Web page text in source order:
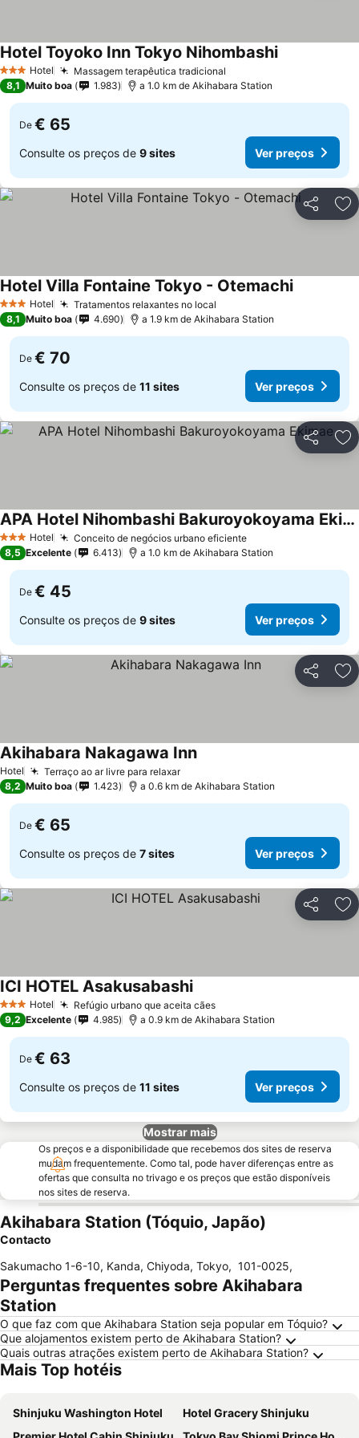
3 EstrelasHotel Massagem terapêutica tradicional
Hotel Toyoko Inn Tokyo Nihombashi
8,1 Muito boa 1.983 a 1.0 km de Akihabara Station
De € 65
Consulte os preços de 9 sites Ver preços
Partilhar
3 EstrelasHotel Tratamentos relaxantes no local
Hotel Villa Fontaine Tokyo - Otemachi
8,1 Muito boa 4.690 a 1.9 km de Akihabara Station
De € 70
Consulte os preços de 11 sites Ver preços
Partilhar
3 EstrelasHotel Conceito de negócios urbano eficiente
APA Hotel Nihombashi Bakuroyokoyama Ekimae
8,5 Excelente 6.413 a 1.0 km de Akihabara Station
De € 45
Consulte os preços de 9 sites Ver preços
Partilhar
Hotel Terraço ao ar livre para relaxar
Akihabara Nakagawa Inn
8,2 Muito boa 1.423 a 0.6 km de Akihabara Station
De € 65
Consulte os preços de 7 sites Ver preços
Partilhar
3 EstrelasHotel Refúgio urbano que aceita cães
ICI HOTEL Asakusabashi
9,2 Excelente 4.985 a 0.9 km de Akihabara Station
De € 63
Consulte os preços de 11 sites Ver preços
Mostrar mais
Os preços e a disponibilidade que recebemos dos sites de reserva
mudam frequentemente. Como tal, pode haver diferenças entre as
ofertas que consulta no trivago e os preços que estão disponíveis
nos sites de reserva.
Akihabara Station (Tóquio, Japão)
Contacto
Sakumacho 1-6-10, Kanda, Chiyoda, Tokyo, 101-0025,
Perguntas frequentes sobre Akihabara
Station
O que faz com que Akihabara Station seja popular em Tóquio?
Que alojamentos existem perto de Akihabara Station?
Quais outras atrações existem perto de Akihabara Station?
Mais Top hotéis
Shinjuku Washington Hotel
Hotel Gracery Shinjuku